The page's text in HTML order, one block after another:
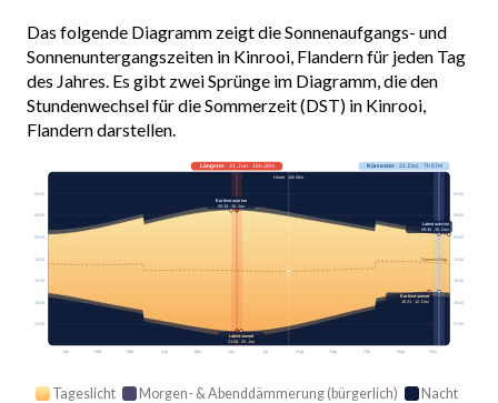
Das folgende Diagramm zeigt die Sonnenaufgangs- und
Sonnenuntergangszeiten in Kinrooi, Flandern für jeden Tag
des Jahres. Es gibt zwei Sprünge im Diagramm, die den
Stundenwechsel für die Sommerzeit (DST) in Kinrooi,
Flandern darstellen.
Jan Feb Mär Apr Mai Jun Jul Aug Sep Okt Nov Dez
Sonnenmittag
03:00 03:00
06:00 06:00
09:00 09:00
12:00 12:00
15:00 15:00
18:00 18:00
21:00 21:00
Längster· 21. Jun · 16h 38m Kürzester· 21. Dez · 7h 57m
Heute · 15h 06m
Earliest sunrise
05:18 · 16. Jun
Latest sunrise
08:38 · 30. Dez
Earliest sunset
16:31 · 12. Dez
Latest sunset
21:58 · 25. Jun
Tageslicht Morgen- & Abenddämmerung (bürgerlich)
Nacht